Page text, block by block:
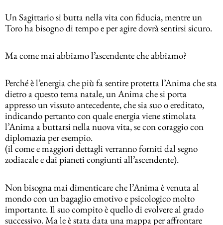
Un Sagittario si butta nella vita con fiducia, mentre un
Toro ha bisogno di tempo e per agire dovrà sentirsi sicuro.
Ma come mai abbiamo l’ascendente che abbiamo?
Perché è l’energia che più fa sentire protetta l’Anima che sta
dietro a questo tema natale, un Anima che si porta
appresso un vissuto antecedente, che sia suo o ereditato,
indicando pertanto con quale energia viene stimolata
l’Anima a buttarsi nella nuova vita, se con coraggio con
diplomazia per esempio.
(il come e maggiori dettagli verranno forniti dal segno
zodiacale e dai pianeti congiunti all’ascendente).
Non bisogna mai dimenticare che l’Anima è venuta al
mondo con un bagaglio emotivo e psicologico molto
importante. Il suo compito è quello di evolvere al grado
successivo. Ma le è stata data una mappa per affrontare